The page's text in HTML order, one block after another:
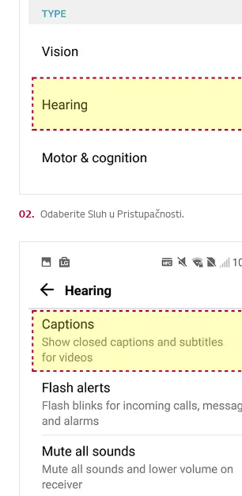
02. Odaberite Sluh u Pristupačnosti.